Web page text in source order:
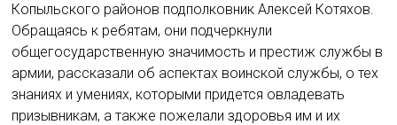
Копыльского районов подполковник Алексей Котяхов.
Обращаясь к ребятам, они подчеркнули
общегосударственную значимость и престиж службы в
армии, рассказали об аспектах воинской службы, о тех
знаниях и умениях, которыми придется овладевать
призывникам, а также пожелали здоровья им и их